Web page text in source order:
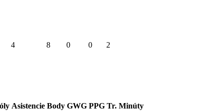
4 8 0 0 2
Asistencie Body GWG PPG Tr. Minúty